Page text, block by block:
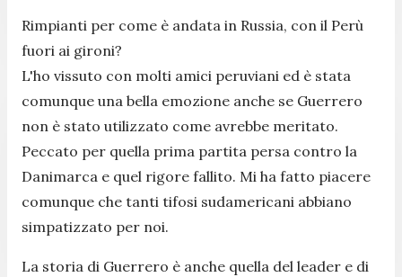
Rimpianti per come è andata in Russia, con il Perù
fuori ai gironi?
L'ho vissuto con molti amici peruviani ed è stata
comunque una bella emozione anche se Guerrero
non è stato utilizzato come avrebbe meritato.
Peccato per quella prima partita persa contro la
Danimarca e quel rigore fallito. Mi ha fatto piacere
comunque che tanti tifosi sudamericani abbiano
simpatizzato per noi.
La storia di Guerrero è anche quella del leader e di